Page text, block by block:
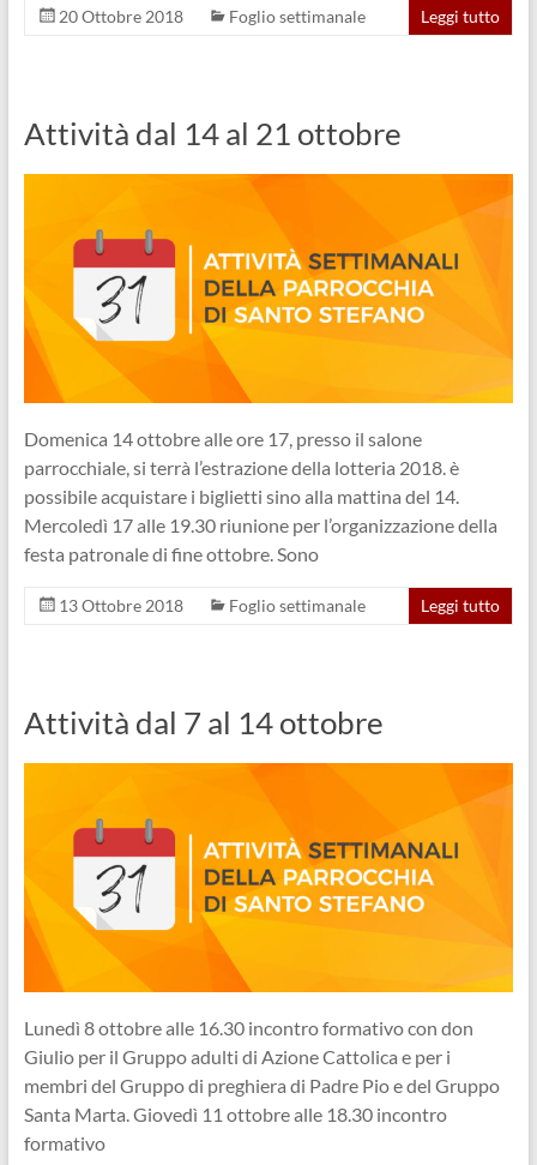
20 Ottobre 2018 Foglio settimanale Leggi tutto
Attività dal 14 al 21 ottobre
Domenica 14 ottobre alle ore 17, presso il salone
parrocchiale, si terrà l’estrazione della lotteria 2018. è
possibile acquistare i biglietti sino alla mattina del 14.
Mercoledì 17 alle 19.30 riunione per l’organizzazione della
festa patronale di fine ottobre. Sono
13 Ottobre 2018 Foglio settimanale Leggi tutto
Attività dal 7 al 14 ottobre
Lunedì 8 ottobre alle 16.30 incontro formativo con don
Giulio per il Gruppo adulti di Azione Cattolica e per i
membri del Gruppo di preghiera di Padre Pio e del Gruppo
Santa Marta. Giovedì 11 ottobre alle 18.30 incontro
formativo